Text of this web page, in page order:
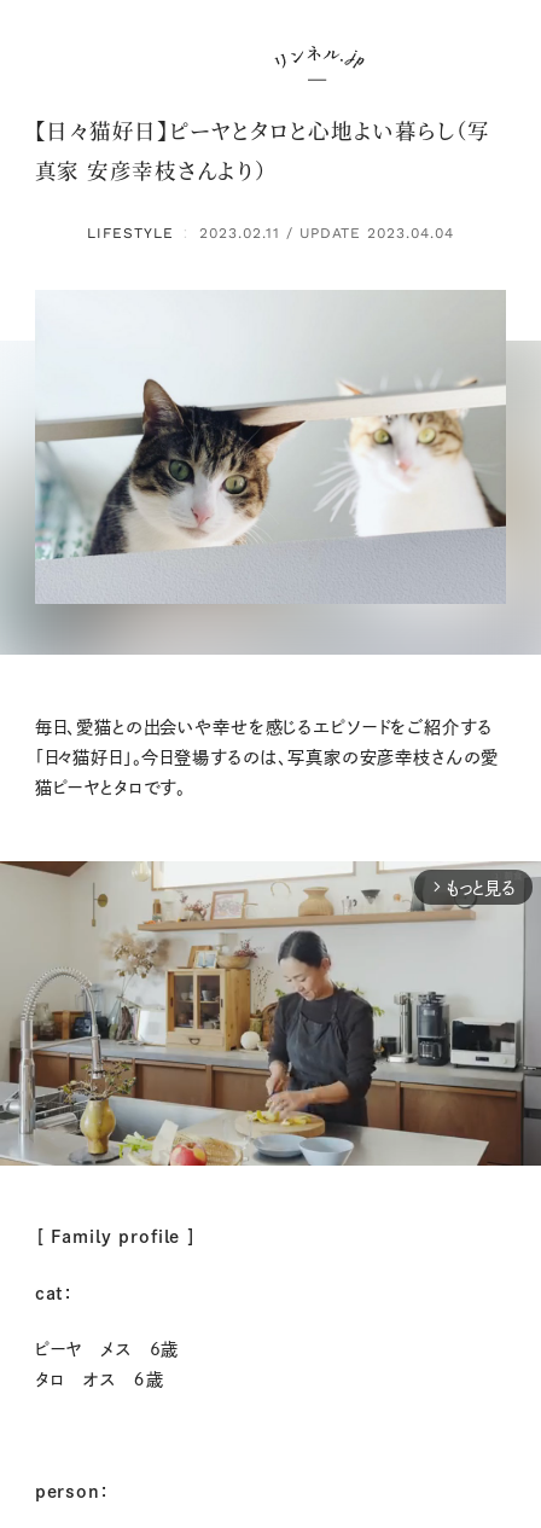
【日々猫好日】ピーヤとタロと心地よい暮らし（写
真家 安彦幸枝さんより）
LIFESTYLE ： 2023.02.11 / UPDATE 2023.04.04
毎日、愛猫との出会いや幸せを感じるエピソードをご紹介する
「日々猫好日」。今日登場するのは、写真家の安彦幸枝さんの愛
猫ピーヤとタロです。
arrow_forward_ios もっと見る
［ Family profile ］
cat：
ピーヤ メス 6歳
タロ オス ６歳
person：